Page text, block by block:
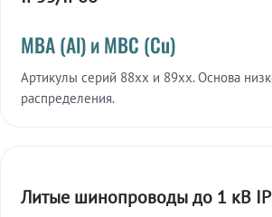
МВА (Al) и МВС (Cu)
Артикулы серий 88xx и 89xx. Основа
распределения.
Литые шинопроводы до 1 кВ